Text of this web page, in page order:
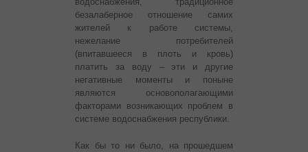
безалаберное отношение самих
жителей к работе системы,
нежелание потребителей
(впитавшееся в плоть и кровь)
платить за воду – эти и другие
негативные моменты и поныне
являются основополагающими
факторами возникающих проблем в
системе водоснабжения республики.
Как бы то ни было, на прошедшем